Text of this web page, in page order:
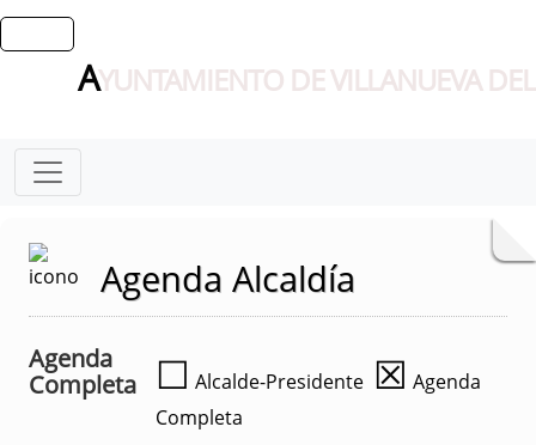
AYUNTAMIENTO DE VILLANUEVA
Agenda Alcaldía
Agenda
Completa
☐ Alcalde-Presidente ☒ Agenda
Completa